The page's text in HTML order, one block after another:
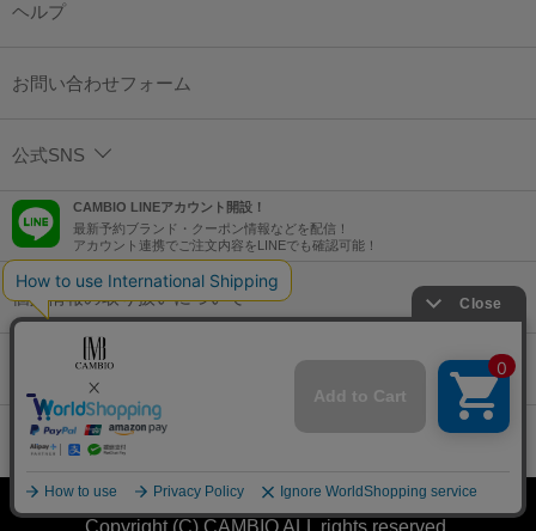
ヘルプ
お問い合わせフォーム
公式SNS
CAMBIO LINEアカウント開設！
最新予約ブランド・クーポン情報などを配信！
アカウント連携でご注文内容をLINEでも確認可能！
個人情報の取り扱いについて
特定商取引法に基づく表示
コーポレートサイト
Copyright (C) CAMBIO ALL rights reserved.